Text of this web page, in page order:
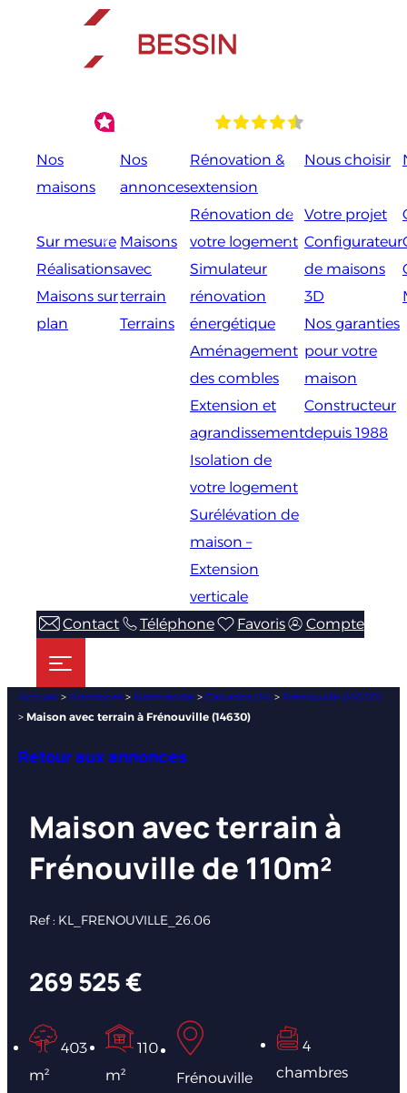
Nos
maisons
Sur mesure
Réalisations
Maisons sur
plan
Nos
annonces
Maisons
avec
terrain
Terrains
Rénovation &
extension
Rénovation de
votre logement
Simulateur
rénovation
énergétique
Aménagement
des combles
Extension et
agrandissement
Isolation de
votre logement
Surélévation de
maison –
Extension
verticale
Nous choisir
Votre projet
Configurateur
de maisons
3D
Nos garanties
pour votre
maison
Constructeur
depuis 1988
Contact Téléphone Favoris Compte
Accueil > Annonces > Normandie > Calvados (14) > Frénouville (14630)
> Maison avec terrain à Frénouville (14630)
Retour aux annonces
Maison avec terrain à
Frénouville de 110m²
Ref : KL_FRENOUVILLE_26.06
269 525 €
403
m²
110
m²
Frénouville
4
chambres